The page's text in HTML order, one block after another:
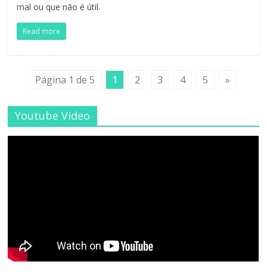
mal ou que não é útil.
Read more
Página 1 de 5 1 2 3 4 5 »
Youtube Video